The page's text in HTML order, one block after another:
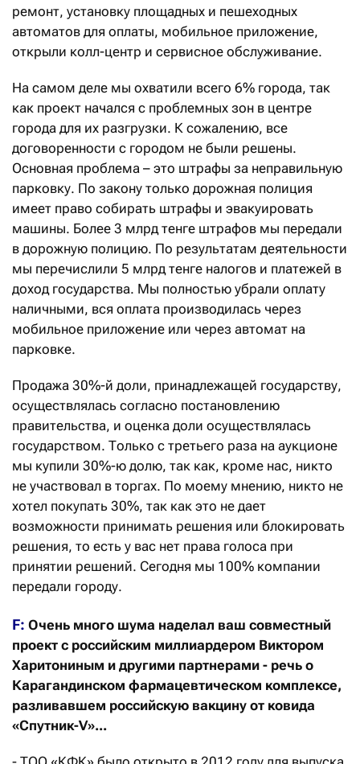
ремонт, установку площадных и пешеходных
автоматов для оплаты, мобильное приложение,
открыли колл-центр и сервисное обслуживание.
На самом деле мы охватили всего 6% города, так
как проект начался с проблемных зон в центре
города для их разгрузки. К сожалению, все
договоренности с городом не были решены.
Основная проблема – это штрафы за неправильную
парковку. По закону только дорожная полиция
имеет право собирать штрафы и эвакуировать
машины. Более 3 млрд тенге штрафов мы передали
в дорожную полицию. По результатам деятельности
мы перечислили 5 млрд тенге налогов и платежей в
доход государства. Мы полностью убрали оплату
наличными, вся оплата производилась через
мобильное приложение или через автомат на
парковке.
Продажа 30%-й доли, принадлежащей государству,
осуществлялась согласно постановлению
правительства, и оценка доли осуществлялась
государством. Только с третьего раза на аукционе
мы купили 30%-ю долю, так как, кроме нас, никто
не участвовал в торгах. По моему мнению, никто не
хотел покупать 30%, так как это не дает
возможности принимать решения или блокировать
решения, то есть у вас нет права голоса при
принятии решений. Сегодня мы 100% компании
передали городу.
F: Очень много шума наделал ваш совместный
проект с российским миллиардером Виктором
Харитониным и другими партнерами - речь о
Карагандинском фармацевтическом комплексе,
разливавшем российскую вакцину от ковида
«Спутник-V»...